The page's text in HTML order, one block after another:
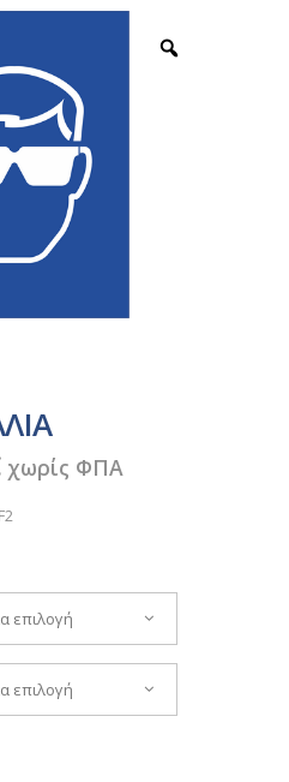
Price
2.00 €
35.00 €
χωρίς ΦΠΑ
επιλογή
επιλογή